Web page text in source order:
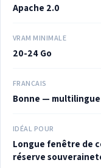
Apache 2.0
VRAM MINIMALE
20-24 Go
FRANÇAIS
Bonne —
IDÉAL POUR
Longue fenêtre de
réserve